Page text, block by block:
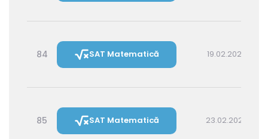
84 SAT Matematică 19.02.2027 16:00
85 SAT Matematică 23.02.2027 16:00